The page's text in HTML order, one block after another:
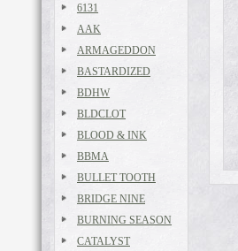
6131
AAK
ARMAGEDDON
BASTARDIZED
BDHW
BLDCLOT
BLOOD & INK
BBMA
BULLET TOOTH
BRIDGE NINE
BURNING SEASON
CATALYST